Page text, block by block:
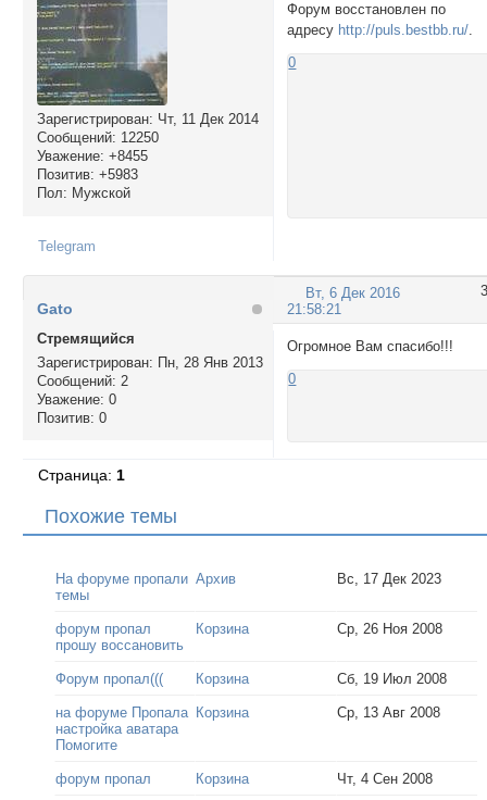
Зарегистрирован: Чт, 11 Дек 2014
Сообщений: 12250
Уважение: +8455
Позитив: +5983
Пол: Мужской
Форум восстановлен по
адресу http://puls.bestbb.ru/.
0
Telegram
3
Вт, 6 Дек 2016
21:58:21
Gato
Стремящийся
Зарегистрирован: Пн, 28 Янв 2013
Сообщений: 2
Уважение: 0
Позитив: 0
Огромное Вам спасибо!!!
0
Страница: 1
Похожие темы
На форуме пропали
темы
Архив Вс, 17 Дек 2023
форум пропал
прошу воссановить
Корзина Ср, 26 Ноя 2008
Форум пропал((( Корзина Сб, 19 Июл 2008
на форуме Пропала
настройка аватара
Помогите
Корзина Ср, 13 Авг 2008
форум пропал Корзина Чт, 4 Сен 2008